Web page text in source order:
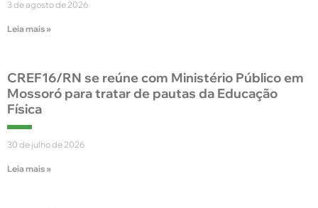
3 de agosto de 2026
Leia mais »
CREF16/RN se reúne com Ministério Público em
Mossoró para tratar de pautas da Educação
Física
30 de julho de 2026
Leia mais »